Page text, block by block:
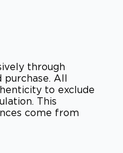
through
All
to exclude
This
come from